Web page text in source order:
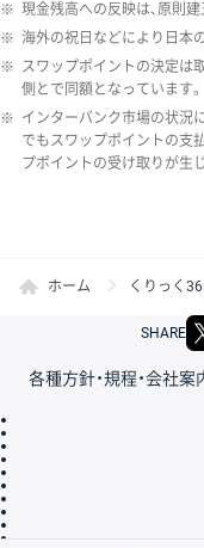
※ 現金残高への反映は、原則
※ 海外の祝日などにより日本
※ スワップポイントの決定は
側とで同額となっています。
※ インターバンク市場の状況
でもスワップポイントの支
プポイントの受け取りが生
ホーム くりっく
SHARE
各種方針・規程・会社案
会社案内